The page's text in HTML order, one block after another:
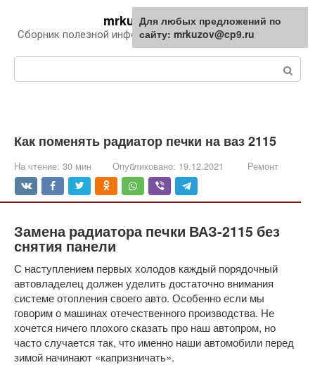
контенту
mrkuzov.ru
Сборник полезной информации про автомобили
Как поменять радиатор печки на ваз 2115
На чтение: 30 мин Опубликовано: 19.12.2021 Ремонт
Замена радиатора печки ВАЗ-2115 без
снятия панели
С наступлением первых холодов каждый порядочный
автовладелец должен уделить достаточно внимания
системе отопления своего авто. Особенно если мы
говорим о машинах отечественного производства. Не
хочется ничего плохого сказать про наш автопром, но
часто случается так, что именно наши автомобили перед
зимой начинают «капризничать».
Для любых предложений по
сайту: mrkuzov@cp9.ru
Для любых предложений по
сайту: mrkuzov@cp9.ru